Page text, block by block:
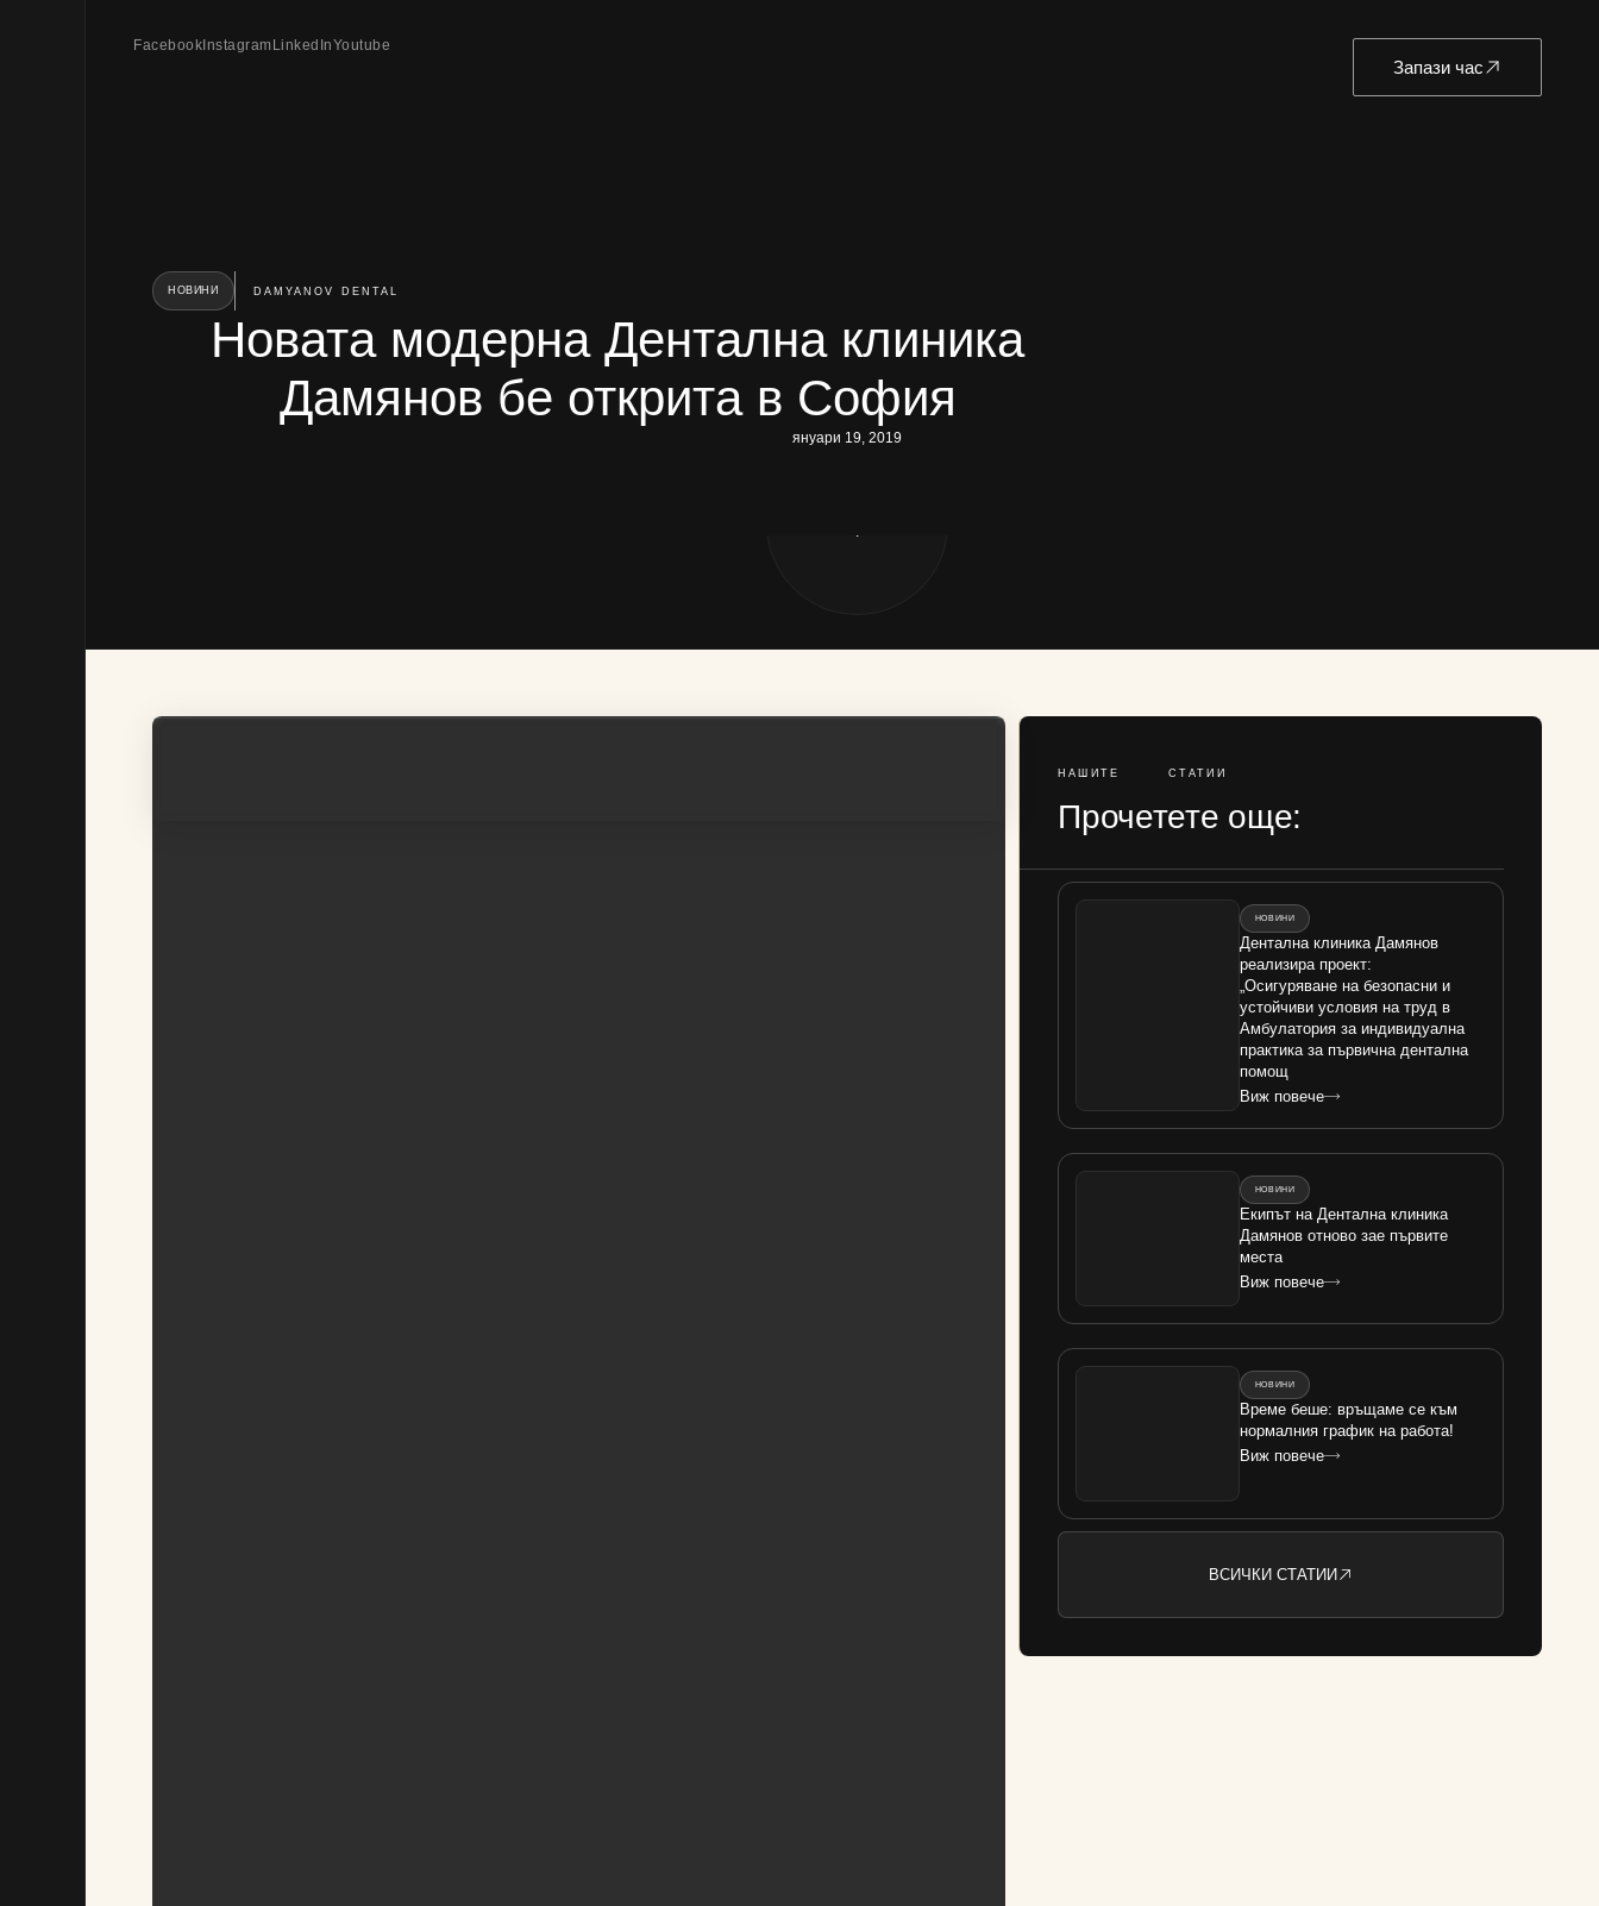
Facebook Instagram LinkedInYoutube
Запази час
НОВИНИ DAMYANOV DENTAL
Новата модерна Дентална клиника
Дамянов бе открита в София
януари 19, 2019
НАШИТЕ СТАТИИ
Прочетете още:
НОВИНИ
Дентална клиника Дамянов
реализира проект:
„Осигуряване на безопасни и
устойчиви условия на труд в
Амбулатория за индивидуална
практика за първична дентална
помощ
Виж повече
НОВИНИ
Екипът на Дентална клиника
Дамянов отново зае първите
места
Виж повече
НОВИНИ
Време беше: връщаме се към
нормалния график на работа!
Виж повече
ВСИЧКИ СТАТИИ